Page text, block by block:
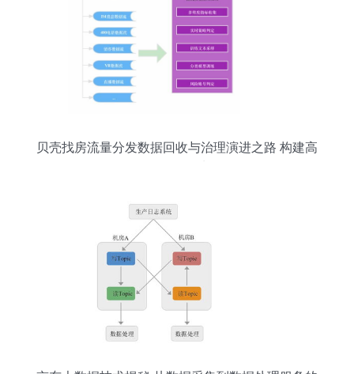
贝壳找房流量分发数据回收与治理演进之路 构建高